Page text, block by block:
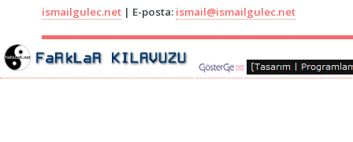
ismailgulec.net | E-posta: ismail@ismailgulec.net